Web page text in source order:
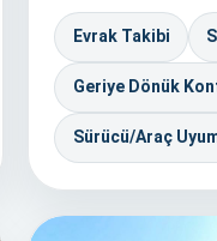
Evrak Takibi
Geriye Dönük
Sürücü/Araç